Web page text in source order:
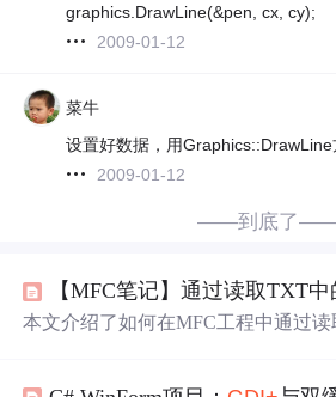
graphics.DrawLine(&pen, cx, cy);
2009-01-12
菜牛
设置好数据，用Graphics::DrawLine
2009-01-12
——到底了
【MFC笔记】通过读取TXT
本文介绍了如何在MFC工程中通过